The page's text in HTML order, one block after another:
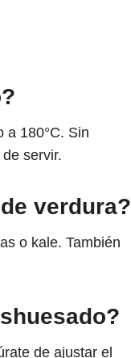
a 180°C. Sin
servir.
verdura?
o kale. También
de ajustar el